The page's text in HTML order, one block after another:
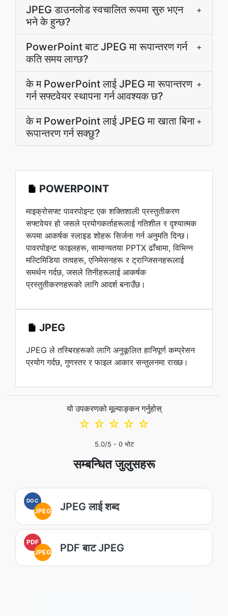
JPEG डाउनलोड स्वचालित रूपमा सुरु भएन
भने के हुन्छ?
+
PowerPoint बाट JPEG मा रूपान्तरण गर्न
कति समय लाग्छ?
+
के म PowerPoint लाई JPEG मा रूपान्तरण
गर्न सफ्टवेयर स्थापना गर्न आवश्यक छ?
+
के म PowerPoint लाई JPEG मा खाता बिना
रूपान्तरण गर्न सक्छु?
+
POWERPOINT
माइक्रोसफ्ट पावरपोइन्ट एक शक्तिशाली प्रस्तुतीकरण
सफ्टवेयर हो जसले प्रयोगकर्ताहरूलाई गतिशील र दृश्यात्मक
रूपमा आकर्षक स्लाइड शोहरू सिर्जना गर्न अनुमति दिन्छ।
पावरपोइन्ट फाइलहरू, सामान्यतया PPTX ढाँचामा, विभिन्न
मल्टिमिडिया तत्वहरू, एनिमेसनहरू र ट्रान्जिसनहरूलाई
समर्थन गर्दछ, जसले तिनीहरूलाई आकर्षक
प्रस्तुतीकरणहरूको लागि आदर्श बनाउँछ।
JPEG
JPEG ले तस्बिरहरूको लागि अनुकूलित हानिपूर्ण कम्प्रेसन
प्रयोग गर्दछ, गुणस्तर र फाइल आकार सन्तुलनमा राख्छ।
यो उपकरणको मूल्याङ्कन गर्नुहोस्
☆
☆
☆
☆
☆
5.0/5 - 0भोट
सम्बन्धित जुलुसहरू
DOC
JPEG JPEG लाई शब्द
PDF
JPEG
PDF बाट JPEG